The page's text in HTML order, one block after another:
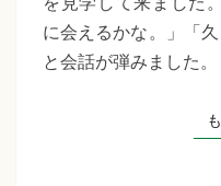
に会えるかな。」「
と会話が弾みました